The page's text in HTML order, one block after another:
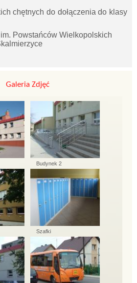
chętnych do dołączenia do klasy
Powstańców Wielkopolskich
Galeria Zdjęć
Budynek 2
Szafki